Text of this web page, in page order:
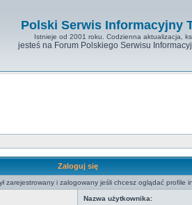
Polski Serwis Informacyjny
Istnieje od 2001 roku. Codzienna aktualizacja,
jesteś na Forum Polskiego Serwisu
Zaloguj się
zarejestrowany i zalogowany jeśli chcesz oglądać profile
Nazwa użytkownika: